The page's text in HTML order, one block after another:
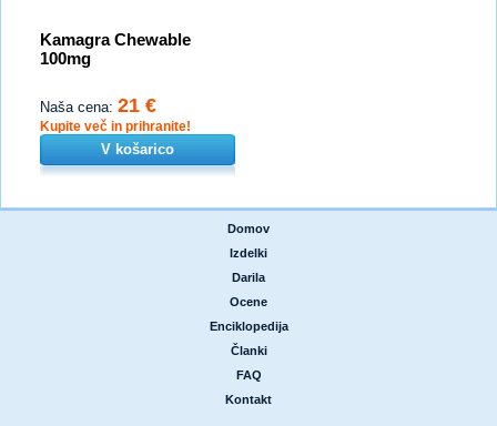
Kamagra Chewable
100mg
Naša cena: 21 €
Kupite več in prihranite!
V košarico
Domov
Izdelki
Darila
Ocene
Enciklopedija
Članki
FAQ
Kontakt